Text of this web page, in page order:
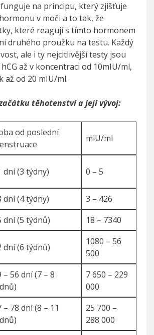
na principu, který zjišťuje
v moči a to tak, že
které reagují s tímto hormonem
druhého proužku na testu. Každý
ale i ty nejcitlivější testy jsou
až v koncentraci od 10mIU/ml,
až od 20 mIU/ml.
těhotenství a její vývoj:
od poslední
mlU/ml
dní (3 týdny) 0 – 5
dní (4 týdny)
3 – 426
dní (5 týdnů) 18 – 7340
dní (6 týdnů)
1080 – 56
500
– 56 dní (7 – 8
7 650 – 229
000
– 78 dní (8 – 11
25 700 –
288 000